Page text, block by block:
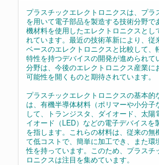
プラスチックエレクトロニクスは、プラ
を用いて電子部品を製造する技術分野で
機材料を使用したエレクトロニクスとし
れています。最近の技術革新により、従
ベースのエレクトロニクスと比較して、
特性を持つデバイスの開発が進められて
分野は、今後のエレクトロニクス産業に
可能性を開くものと期待されています。
プラスチックエレクトロニクスの基本的
は、有機半導体材料（ポリマーや小分子
して、トランジスタ、ダイオード、太陽
イオード（LED）などの電子デバイスを
を指します。これらの材料は、従来の無
て低コストで、簡単に加工でき、また環
性を持っています。このため、プラスチ
ロニクスは注目を集めています。